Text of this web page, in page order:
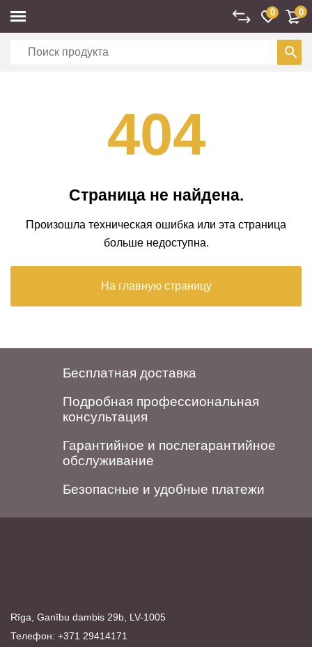
0 0
404
Страница не найдена.
Произошла техническая ошибка или эта страница
больше недоступна.
На главную страницу
Бесплатная доставка
Подробная профессиональная
консультация
Гарантийное и послегарантийное
обслуживание
Безопасные и удобные платежи
Rīga, Ganību dambis 29b, LV-1005
Телефон: +371 29414171